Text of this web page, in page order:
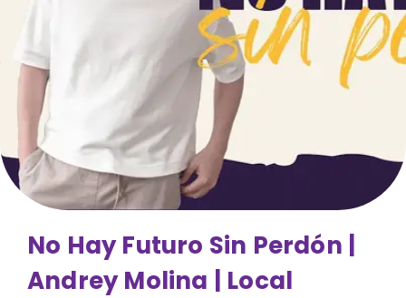
No Hay Futuro Sin Perdón |
Andrey Molina | Local